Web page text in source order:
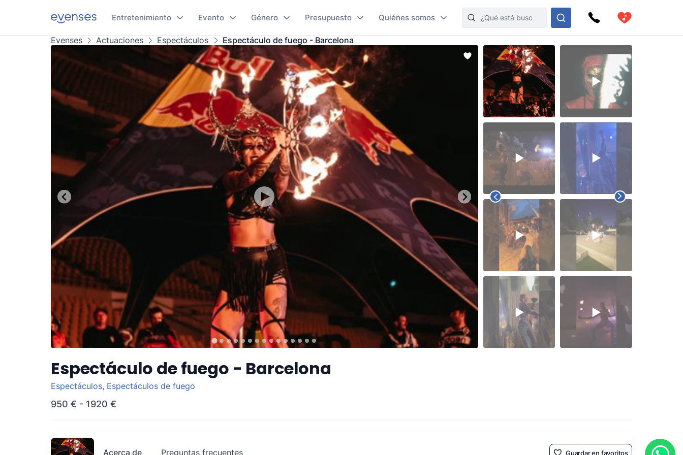
Entretenimiento Evento Género Presupuesto Quiénes somos
Evenses Actuaciones Espectáculos Espectáculo de fuego - Barcelona
Espectáculo de fuego - Barcelona
Espectáculos, Espectáculos de fuego
950 € - 1920 €
Acerca de Preguntas frecuentes Guardar en favoritos